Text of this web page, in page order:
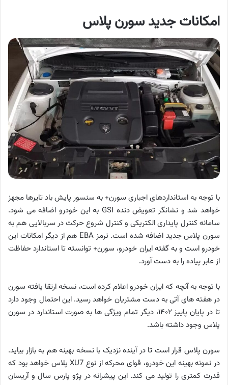
امکانات جدید سورن پلاس
با توجه به استانداردهای اجباری سورن+ به سنسور پایش باد تایرها مجهز
خواهد شد و نشانگر تعویض دنده GSI به این خودرو اضافه می شود.
سامانه کنترل پایداری الکتریکی و کنترل شروع حرکت در سربالایی هم به
سورن پلاس جدید اضافه شده است. ترمز EBA هم از دیگر امکانات این
خودرو است و به گفته ایران خودرو، سورن+ توانسته تا استاندارد حفاظت
از عابر پیاده را به دست آورد.
با توجه به آنچه که ایران خودرو اعلام کرده است، نسخه ارتقا یافته سورن
در هفته های آتی به دست مشتریان خواهد رسید. این احتمال وجود دارد
تا در پایان پاییز ۱۴۰۲، دیگر تمام ویژگی ها به صورت استاندارد در سورن
پلاس وجود داشته باشد.
سورن پلاس قرار است تا در آینده نزدیک با نسخه بهینه هم به بازار بیاید.
در نمونه بهینه این خودرو، قوای محرکه از نوع XU7 پلاس خواهد بود که
قدرت کمتری را تولید می کند. این پیشرانه در پژو پارس سال و آریسان